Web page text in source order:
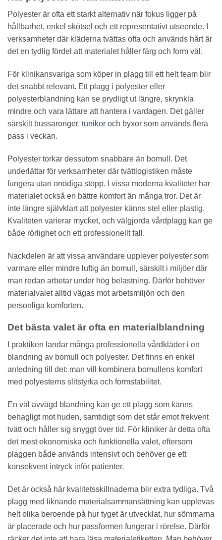
Polyester är ofta ett starkt alternativ när fokus ligger på
hållbarhet, enkel skötsel och ett representativt utseende. I
verksamheter där kläderna tvättas ofta och används hårt är
det en tydlig fördel att materialet håller färg och form väl.
För klinikansvariga som köper in plagg till ett helt team blir
det snabbt relevant. Ett plagg i polyester eller
polyesterblandning kan se prydligt ut längre, skrynkla
mindre och vara lättare att hantera i vardagen. Det gäller
särskilt bussaronger, tunikor och byxor som används flera
pass i veckan.
Polyester torkar dessutom snabbare än bomull. Det
underlättar för verksamheter där tvättlogistiken måste
fungera utan onödiga stopp. I vissa moderna kvaliteter har
materialet också en bättre komfort än många tror. Det är
inte längre självklart att polyester känns stel eller plastig.
Kvaliteten varierar mycket, och välgjorda vårdplagg kan ge
både rörlighet och ett professionellt fall.
Nackdelen är att vissa användare upplever polyester som
varmare eller mindre luftig än bomull, särskilt i miljöer där
man redan arbetar under hög belastning. Därför behöver
materialvalet alltid vägas mot arbetsmiljön och den
personliga komforten.
Det bästa valet är ofta en materialblandning
I praktiken landar många professionella vårdkläder i en
blandning av bomull och polyester. Det finns en enkel
anledning till det: man vill kombinera bomullens komfort
med polyesterns slitstyrka och formstabilitet.
En väl avvägd blandning kan ge ett plagg som känns
behagligt mot huden, samtidigt som det står emot frekvent
tvätt och håller sig snyggt över tid. För kliniker är detta ofta
det mest ekonomiska och funktionella valet, eftersom
plaggen både används intensivt och behöver ge ett
konsekvent intryck inför patienter.
Det är också här kvalitetsskillnaderna blir extra tydliga. Två
plagg med liknande materialsammansättning kan upplevas
helt olika beroende på hur tyget är utvecklat, hur sömmarna
är placerade och hur passformen fungerar i rörelse. Därför